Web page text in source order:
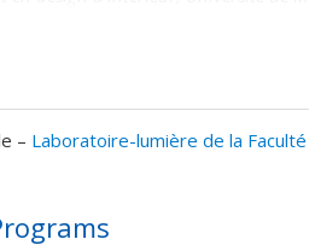
et pratiques des arts, je cumule
en agence et à mon
dans les disciplines de l'aménagement.
– Laboratoire-lumière de la